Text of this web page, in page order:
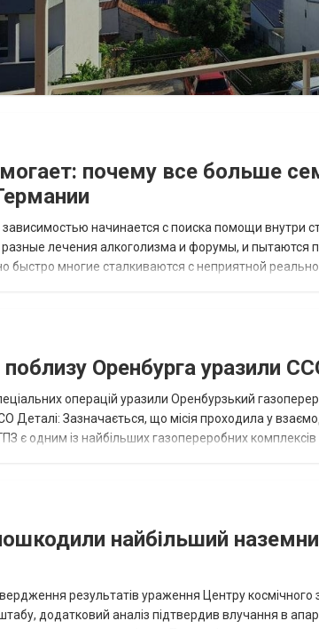
почему все больше
начинается с поиска помощи внутри
лечения алкоголизма и форумы, и пытаются
быстро многие сталкиваются с неприятной
Оренбурга уразили
операцій уразили Оренбурзький
Деталі: Зазначається, що місія проходила у
є одним із найбільших газопереробних
найбільший
результатів ураження Центру космічного
додатковий аналіз підтвердив влучання в